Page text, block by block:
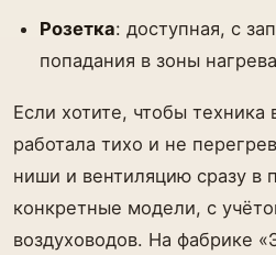
Розетка: доступная, с
попадания в зоны
Если хотите, чтобы техника
работала тихо и не
ниши и вентиляцию сразу в
конкретные модели, с
воздуховодов. На фабрике